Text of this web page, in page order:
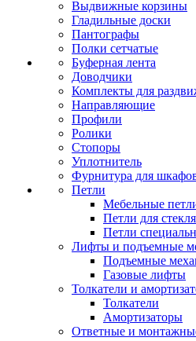
Выдвижные корзины
Гладильные доски
Пантографы
Полки сетчатые
Буферная лента
Доводчики
Комплекты для
Направляющие
Профили
Ролики
Стопоры
Уплотнитель
Фурнитура для
Петли
Мебельные
Петли для
Петли
Лифты и подъемные
Подъемные
Газовые лифты
Толкатели и
Толкатели
Амортизаторы
Ответные и